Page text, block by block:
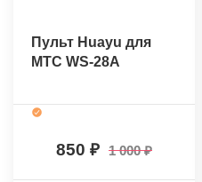
Пульт Huayu для
МТС WS-28A
850 1 000